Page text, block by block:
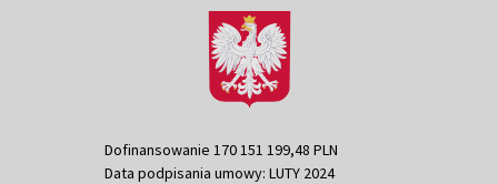
Dofinansowanie 170 151 199,48 PLN
Data podpisania umowy: LUTY 2024